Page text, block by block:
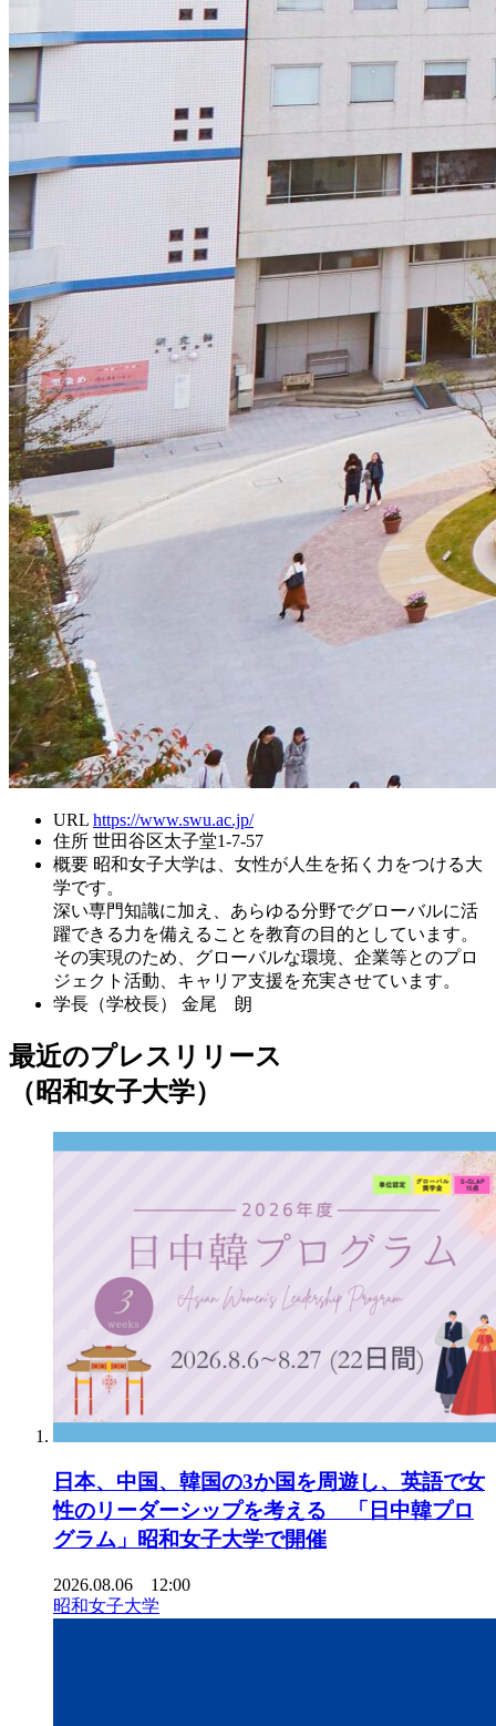
URL https://www.swu.ac.jp/
住所 世田谷区太子堂1-7-57
概要 昭和女子大学は、女性が人生を拓く力をつける大
学です。
深い専門知識に加え、あらゆる分野でグローバルに活
躍できる力を備えることを教育の目的としています。
その実現のため、グローバルな環境、企業等とのプロ
ジェクト活動、キャリア支援を充実させています。
学長（学校長）
金尾 朗
最近のプレスリリース
（昭和女子大学）
日本、中国、韓国の3か国を周遊し、英語で女
性のリーダーシップを考える 「日中韓プロ
グラム」昭和女子大学で開催
2026.08.06 12:00
昭和女子大学